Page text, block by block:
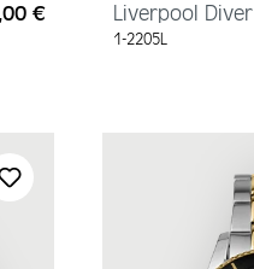
Regulärer Preis:
€ Liverpool Diver
1-2205L